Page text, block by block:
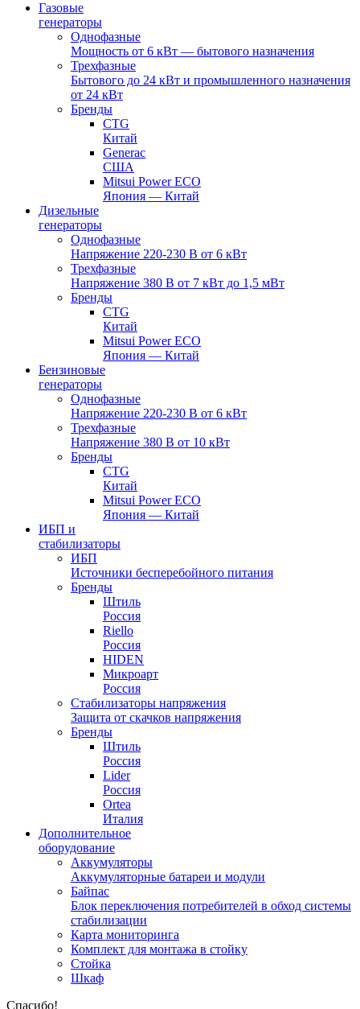
Газовые
генераторы
Однофазные
Мощность от 6 кВт — бытового назначения
Трехфазные
Бытового до 24 кВт и промышленного назначения
от 24 кВт
Бренды
CTG
Китай
Generac
США
Mitsui Power ECO
Япония — Китай
Дизельные
генераторы
Однофазные
Напряжение 220-230 В от 6 кВт
Трехфазные
Напряжение 380 В от 7 кВт до 1,5 мВт
Бренды
CTG
Китай
Mitsui Power ECO
Япония — Китай
Бензиновые
генераторы
Однофазные
Напряжение 220-230 В от 6 кВт
Трехфазные
Напряжение 380 В от 10 кВт
Бренды
CTG
Китай
Mitsui Power ECO
Япония — Китай
ИБП и
стабилизаторы
ИБП
Источники бесперебойного питания
Бренды
Штиль
Россия
Riello
Россия
HIDEN
Микроарт
Россия
Стабилизаторы напряжения
Защита от скачков напряжения
Бренды
Штиль
Россия
Lider
Россия
Ortea
Италия
Дополнительное
оборудование
Аккумуляторы
Аккумуляторные батареи и модули
Байпас
Блок переключения потребителей в обход системы
стабилизации
Карта мониторинга
Комплект для монтажа в стойку
Стойка
Шкаф
Спасибо!